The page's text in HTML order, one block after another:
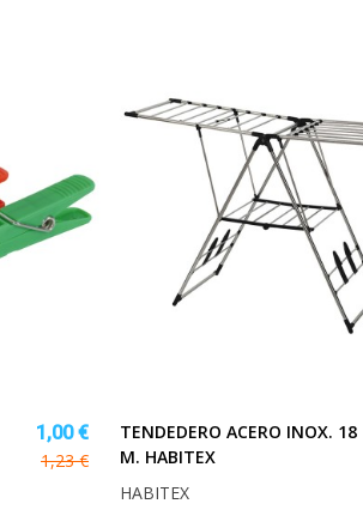
1,00 €
1,23 €
TENDEDERO ACERO INOX. 18
M. HABITEX
HABITEX